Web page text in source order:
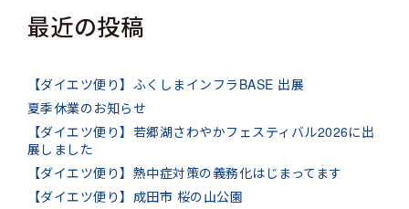
最近の投稿
【ダイエツ便り】ふくしまインフラBASE 出展
夏季休業のお知らせ
【ダイエツ便り】若郷湖さわやかフェスティバル2026に出
展しました
【ダイエツ便り】熱中症対策の義務化はじまってます
【ダイエツ便り】成田市 桜の山公園